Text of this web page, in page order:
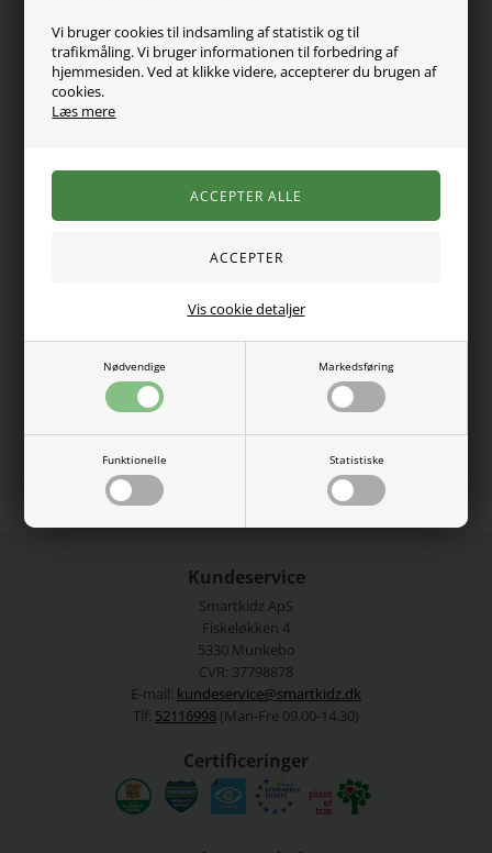
Vi bruger cookies til indsamling af statistik og til
trafikmåling. Vi bruger informationen til forbedring af
hjemmesiden. Ved at klikke videre, accepterer du brugen af
cookies.
Læs mere
Nødvendige Markedsføring
Funktionelle Statistiske
Vis cookie detaljer
klassisk sort med stort logo tryk henover brystet.
100% bomuld.
Varenummer: 12284105-4834908
Kundeservice
Smartkidz ApS
Fiskeløkken 4
5330 Munkebo
CVR: 37798878
E-mail: kundeservice@smartkidz.dk
Tlf: 52116998 (Man-Fre 09.00-14.30)
Certificeringer